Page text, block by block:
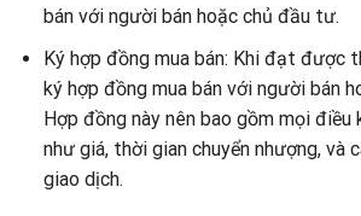
bán với người bán hoặc chủ đầu tư.
Ký hợp đồng mua bán: Khi đạt được
ký hợp đồng mua bán với người bán
Hợp đồng này nên bao gồm mọi điều
như giá, thời gian chuyển nhượng, và
giao dịch.